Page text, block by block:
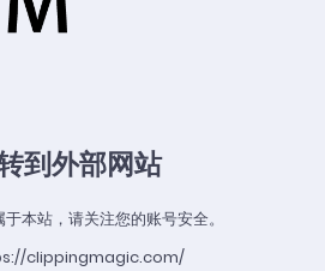
到外部网站
本站，请关注您的账号安全。
clippingmagic.com/